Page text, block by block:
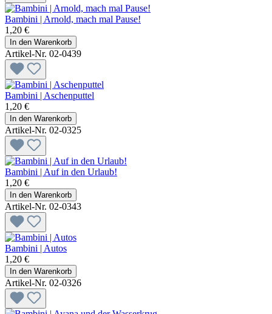
Bambini | Arnold, mach mal Pause!
1,20 €
In den Warenkorb
Artikel-Nr. 02-0439
Bambini | Aschenputtel
1,20 €
In den Warenkorb
Artikel-Nr. 02-0325
Bambini | Auf in den Urlaub!
1,20 €
In den Warenkorb
Artikel-Nr. 02-0343
Bambini | Autos
1,20 €
In den Warenkorb
Artikel-Nr. 02-0326